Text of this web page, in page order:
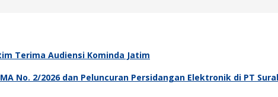
Terima Audiensi Kominda Jatim
No. 2/2026 dan Peluncuran Persidangan Elektronik di PT